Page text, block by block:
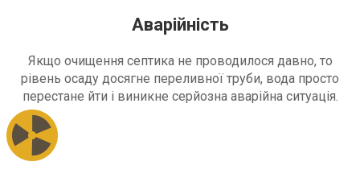
Аварійність
Якщо очищення септика не проводилося давно, то
рівень осаду досягне переливної труби, вода просто
перестане йти і виникне серйозна аварійна ситуація.